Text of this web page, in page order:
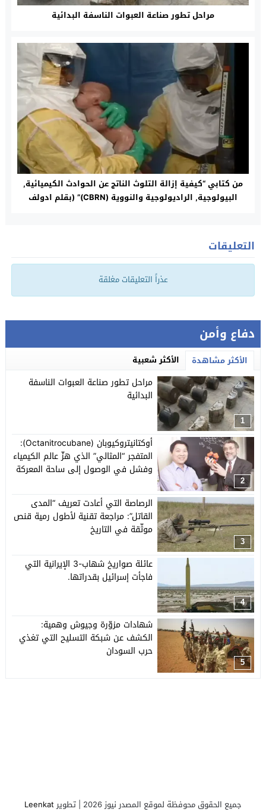
مراحل تطور صناعة العبوات الناسفة البدائية
من كتابي “كيفية إزالة التلوث الناتج عن الحوادث الكيميائية,
البيولوجية, الراديولوجية والنووية (CBRN)” (بقلم ادولف
التعليقات
عذراً التعليقات مغلقة
دفاع وأمن
الأكثر مشاهدة الأكثر شعبية
1
مراحل تطور صناعة العبوات الناسفة
البدائية
2
أوكتانيتروكيوبان (Octanitrocubane):
المتفجر “المثالي” الذي هزّ عالم الكيمياء
وفشل في الوصول إلى ساحة المعركة
3
الرصاصة التي أعادت تعريف “المدى
القاتل”: مراجعة تقنية لأطول رمية قنص
موثّقة في التاريخ
4
عائلة صواريخ شهاب-3 الإيرانية التي
فاجأت إسرائيل بقدراتها.
5
شهادات مزوّرة وجيوش وهمية:
الكشف عن شبكة التسليح التي تغذي
حرب السودان
جميع الحقوق محوفظة لموقع المصدر نيوز 2026 | تطوير Leenkat